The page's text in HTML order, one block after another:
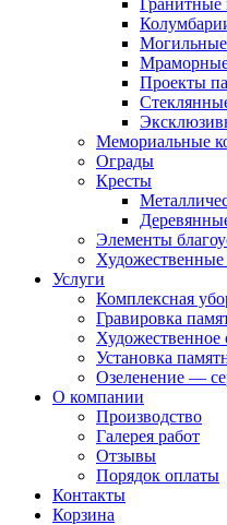
Гранитные
Проекты
Мемориальные
Ограды
Кресты
Элементы
Услуги
Комплексная
Гравировка
Установка
Озеленение —
О компании
Производство
Галерея работ
Отзывы
Порядок оплаты
Контакты
Корзина